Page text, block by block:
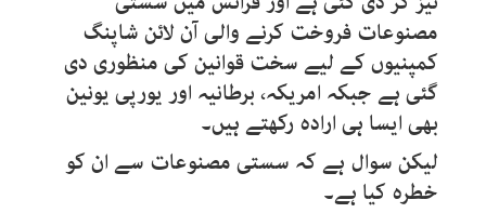
مصنوعات فروخت کرنے والی آن لائن شاپنگ
کمپنیوں کے لیے سخت قوانین کی منظوری دی
گئی ہے جبکہ امریکہ، برطانیہ اور یورپی یونین
بھیایسا ہی ارادہ رکھتے ہیں۔
لیکن سوال ہے کہ سستی مصنوعات سے ان کو
خطرہ کیا ہے۔